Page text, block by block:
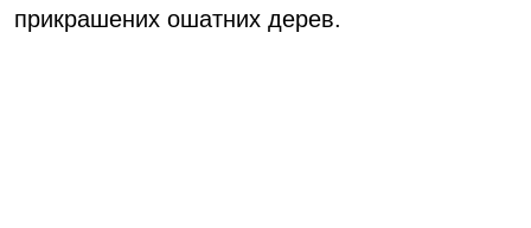
прикрашених ошатних дерев.